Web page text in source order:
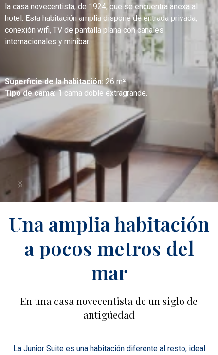
la casa novecentista, de 1924, que se encuentra anexa al
hotel. Esta habitación amplia dispone de entrada privada,
conexión wifi, TV de pantalla plana con canales
internacionales y minibar.
Superficie de la habitación: 26 m²
Tipo de cama:1 cama doble extragrande.
Una amplia habitación
a pocos metros del
mar
En una casa novecentista de un siglo de
antigüedad
La Junior Suite es una habitación diferente al resto, ideal